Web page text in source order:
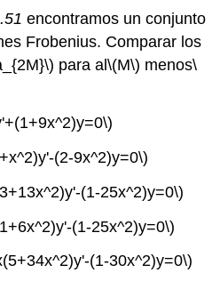
encontramos un conjunto
Frobenius. Comparar los
para al\(M\) menos\
(2-9x^2)y=0\)
(1-25x^2)y=0\)
(1-25x^2)y=0\)
(1-30x^2)y=0\)